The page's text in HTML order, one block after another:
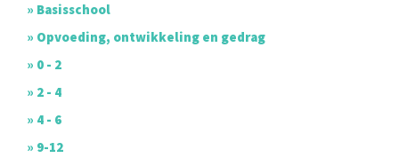
» Basisschool
» Opvoeding, ontwikkeling en gedrag
» 0 - 2
» 2 - 4
» 4 - 6
» 9-12